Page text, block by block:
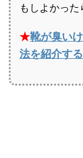
もしよかった
★靴が臭い
法を紹介する